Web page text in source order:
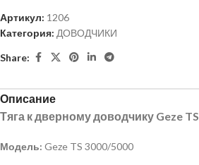
Артикул: 1206
Категория: ДОВОДЧИКИ
Share:
Описание
Тяга к дверному доводчику Geze TS
Модель: Geze TS 3000/5000